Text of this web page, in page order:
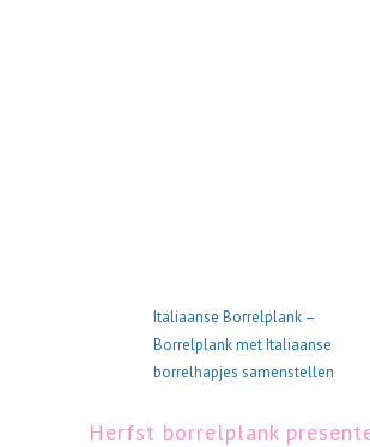
Italiaanse Borrelplank –
Borrelplank met Italiaanse
borrelhapjes samenstellen
Herfst borrelplank